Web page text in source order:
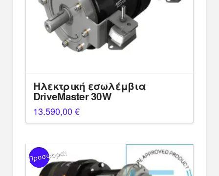
Ηλεκτρική εσωλέμβια
DriveMaster 30W
13.590,00€
Προσφορά!